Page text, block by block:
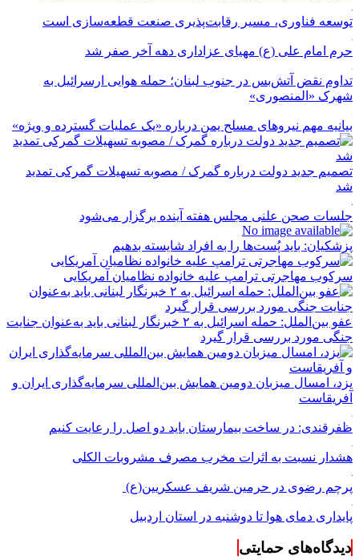
توسعه فناوری، مسیر رقابت‌پذیری صنعت قطعه‌سازی است
حرم امام علی (ع) مهیای عزاداری دهه آخر صفر شد
تداوم نقض آتش‌بس در جنوب لبنان؛ حمله هوایی ارسرائیل به
شهرک «المنصوری»
بیانیه مهم نیروهای مسلح یمن درباره «یک عملیات گسترده و ویژه»
تصمیم جدید دولت درباره گمرک / مصوبه تسهیلات گمرکی تمدید
شد
جلسات صحن علنی مجلس هفته آینده برگزار می‌شود
پزشکیان: باید پُست‌ها را به افراد شایسته بدهیم
سرکوب مهاجرتی ترامپ علیه خانواده نظامیان آمریکایی
عفو بین‌الملل: حمله اسرائیل به ۲ خبرنگار لبنانی باید به‌عنوان جنایت
جنگی مورد بررسی قرار گیرد
یزد، امسال میزبان دومین همایش بین‌المللی سرمایه‌گذاری ایران و
آفریقاست
ظفرقندی: در ساخت بیمارستان باید دو اصل را رعایت کنیم
هشدار نسبت به اثرات مخرب مصرف مشروبات الکلی
پرچم رضوی در حرمین شریف عسکریین(ع)
پایداری دمای هوا تا دوشنبه در استان اردبیل
دیدگاه‌های حمایتی